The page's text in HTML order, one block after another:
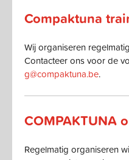
Compaktuna
Wij organiseren
Contacteer ons voor de
g@compaktuna.be.
​​​​​​​COMPAKTUNA
Regelmatig organiseren